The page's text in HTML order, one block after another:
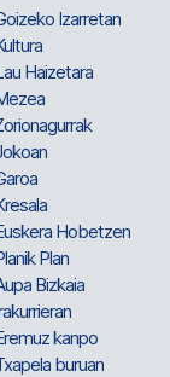
Izarretan
Haizetara
Hobetzen
Plan
Bizkaia
kanpo
buruan